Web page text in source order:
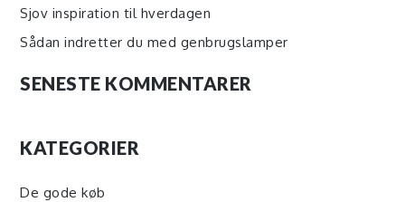
Sjov inspiration til hverdagen
Sådan indretter du med genbrugslamper
SENESTE KOMMENTARER
KATEGORIER
De gode køb